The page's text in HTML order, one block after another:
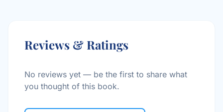
Reviews & Ratings
No reviews yet — be the first to share what
you thought of this book.